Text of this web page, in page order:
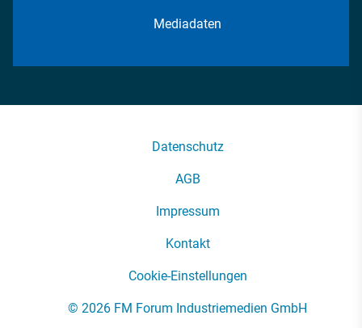
Mediadaten
Datenschutz
AGB
Impressum
Kontakt
Cookie-Einstellungen
© 2026 FM Forum Industriemedien GmbH